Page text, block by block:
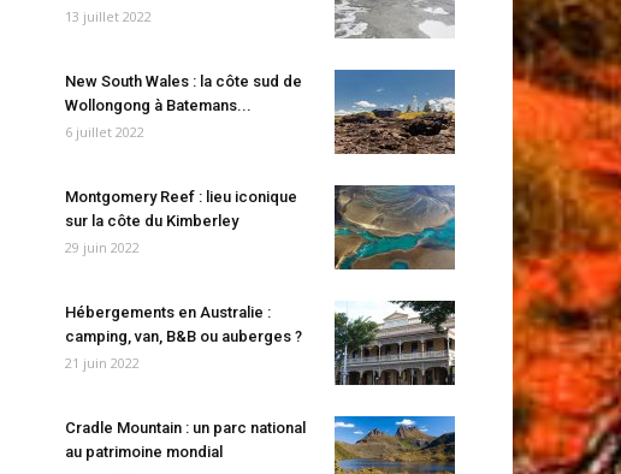
13 juillet 2022
New South Wales : la côte sud de
Wollongong à Batemans...
6 juillet 2022
Montgomery Reef : lieu iconique
sur la côte du Kimberley
29 juin 2022
Hébergements en Australie :
camping, van, B&B ou auberges ?
21 juin 2022
Cradle Mountain : un parc national
au patrimoine mondial